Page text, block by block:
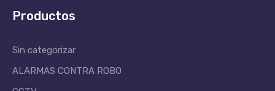
Productos
Sin categorizar
ALARMAS CONTRA ROBO